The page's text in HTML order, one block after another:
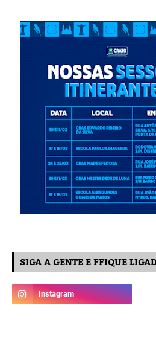
SIGA A GENTE E FFIQUE